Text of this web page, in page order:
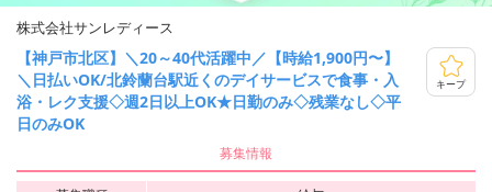
株式会社サンレディース
【神戸市北区】＼20～40代活躍中／【時給1,900円〜】
＼日払いOK/北鈴蘭台駅近くのデイサービスで食事・入
浴・レク支援◇週2日以上OK★日勤のみ◇残業なし◇平
日のみOK
キープ
募集情報